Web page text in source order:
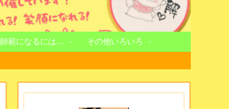
師範になるには… その他いろいろ